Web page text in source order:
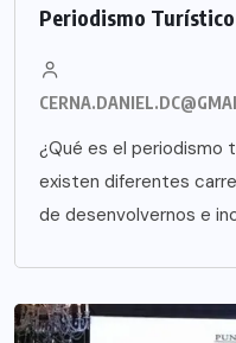
Periodismo Turístico
¿Qué es el periodismo
existen diferentes
de desenvolvernos e